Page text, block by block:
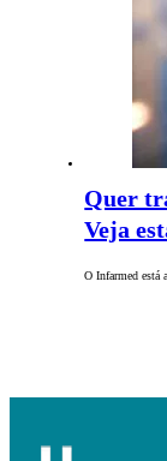
Quer
Veja
O Infarmed está